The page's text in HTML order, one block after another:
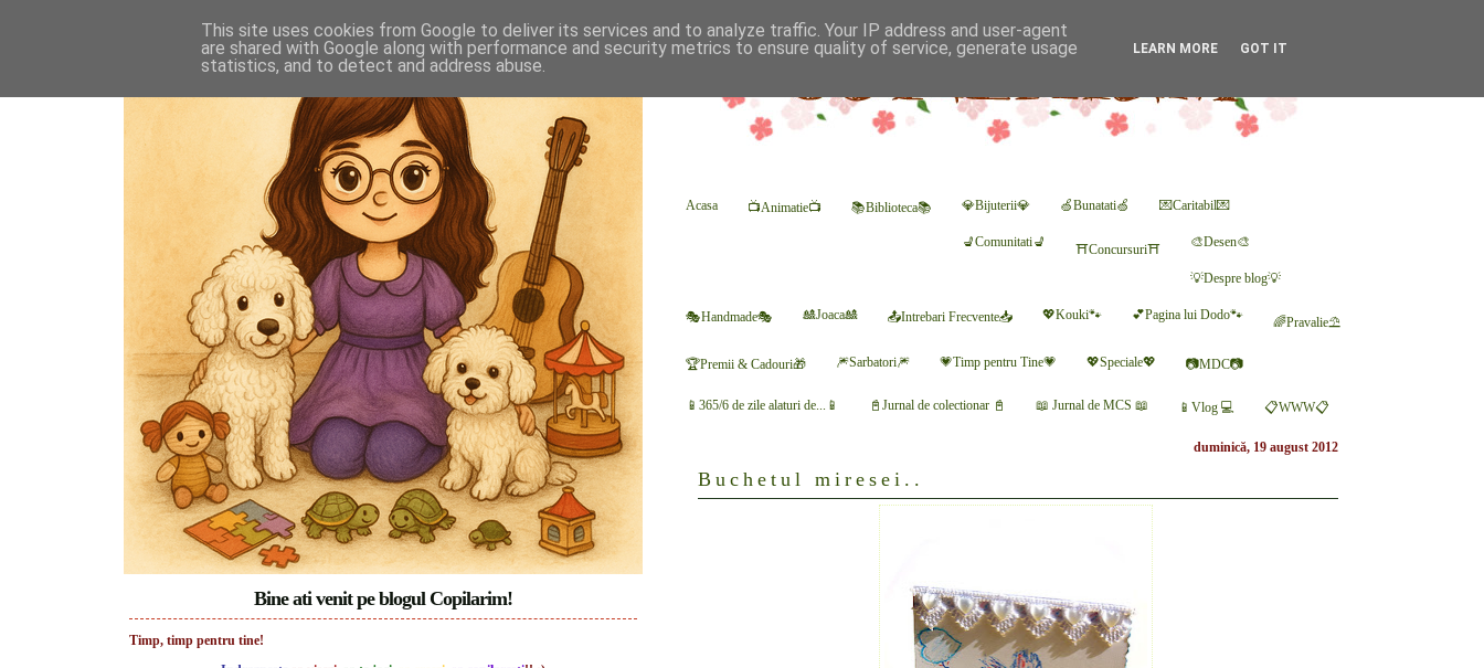
Acasa 📺Animatie📺 📚Biblioteca📚 💎Bijuterii💎 🍏Bunatati🍏 💌Caritabil💌
💺Comunitati💺 ⛩Concursuri⛩ 🎨Desen🎨
💡Despre blog💡
🎭Handmade🎭 🎎Joaca🎎 📤Intrebari Frecvente📥 💖Kouki🐾 💕Pagina lui Dodo🐾 🌈Pravalie⛱
🏆Premii & Cadouri🎁 🎆Sarbatori🎆 💗Timp pentru Tine💗 💖Speciale💖 📷MDC📷
📱365/6 de zile alaturi de...📱 📓Jurnal de colectionar 📓 📖 Jurnal de MCS 📖 📱Vlog 💻 📋WWW📋
duminică, 19 august 2012
Buchetul miresei..
Bine ati venit pe blogul Copilarim!
Timp, timp pentru tine!
This site uses cookies from Google to deliver its services and to analyze traffic. Your IP address and user-agent
are shared with Google along with performance and security metrics to ensure quality of service, generate usage
statistics, and to detect and address abuse.
LEARN MORE GOT IT